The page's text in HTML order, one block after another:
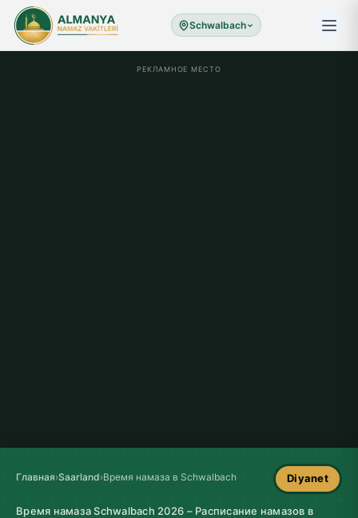
Schwalbach
РЕКЛАМНОЕ МЕСТО
Главная›Saarland›Время намаза в Schwalbach Diyanet
Время намаза Schwalbach 2026 – Расписание намазов в